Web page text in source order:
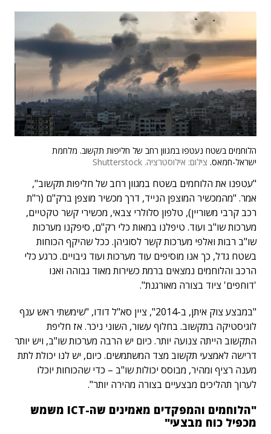
הלוחמים בשטח נעטפו במגוון רחב של חליפות תקשוב. מלחמת
ישראל-חמאס. צילום: אילוסטרציה. Shutterstock
"עטפנו את הלוחמים בשטח במגוון רחב של חליפות תקשוב",
אמר. "מהמכשיר המוצפן הנייד, דרך מכשיר מוצפן ברק"ם (ר"ת
רכב קרבי משוריין), טלפון סלולרי צבאי, מכשירי קשר טקטיים,
מערכות שו"ב ועוד. טיפלנו במאות כלי רק"ם, סיפקנו מערכות
שו"ב רבות ואלפי מערכות קשר לסוגיהן. ככל שהיקף הכוחות
בשטח גדל, כך אנו מוסיפים עוד מערכות ועוד גיבויים. כרגע כלי
הרכב והלוחמים נמצאים ברמת כשירות מאוד גבוהה ואנו
'דוחפים' ציוד בצורה מאורגנת".
"במבצע צוק איתן, ב-2014", ציין סא"ל דודו, "שימשתי ראש ענף
לוגיסטיקה בתקשוב. בחלוף עשור, השוני ניכר. אז חליפת
התקשוב הייתה צנועה יותר. כיום יש הרבה מערכות שו"ב, ויש יותר
דרישה לאמצעי תקשוב מצד המשתמשים. כיום, יש לנו יכולת לתת
מענה רציף ומהיר, מבוסס יכולות שו"ב – כדי שהכוחות יוכלו
לערוך תהליכים מבצעיים בצורה מהירה יותר".
"הלוחמים והמפקדים מאמינים שה-ICT משמש
מכפיל כוח מבצעי"